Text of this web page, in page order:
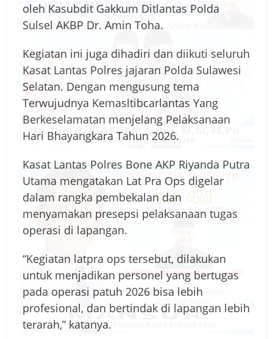
oleh Kasubdit Gakkum Ditlantas Polda
Sulsel AKBP Dr. Amin Toha.
Kegiatan ini juga dihadiri dan diikuti seluruh
Kasat Lantas Polres jajaran Polda Sulawesi
Selatan. Dengan mengusung tema
Terwujudnya Kemasltibcarlantas Yang
Berkeselamatan menjelang Pelaksanaan
Hari Bhayangkara Tahun 2026.
Kasat Lantas Polres Bone AKP Riyanda Putra
Utama mengatakan Lat Pra Ops digelar
dalam rangka pembekalan dan
menyamakan presepsi pelaksanaan tugas
operasi di lapangan.
“Kegiatan latpra ops tersebut, dilakukan
untuk menjadikan personel yang bertugas
pada operasi patuh 2026 bisa lebih
profesional, dan bertindak di lapangan lebih
terarah,” katanya.